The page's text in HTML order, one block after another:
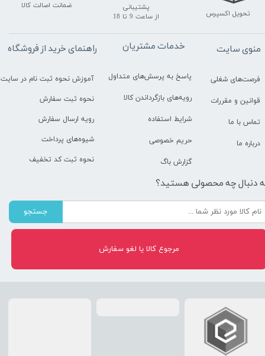
تحویل اکسپرس
پشتیبانی
​​​​​​​از ساعت 9 تا 18
ضمانت اصالت کالا
راهنمای خرید از فروشگاه
آموزش نحوه ثبت نام در سایت
نحوه ثبت سفارش
رویه ارسال سفارش
شیوه‌های پرداخت
نحوه ثبت کد تخفیف
خدمات مشتریان
پاسخ به پرسش‌های متداول
رویه‌های بازگرداندن کالا
شرایط استفاده
حریم خصوصی
گزارش باگ
منوی سایت
فرصت‌های شغلی
قوانین و مقررات
تماس با ما
درباره ما
دنبال چه محصولی هستید؟
جستجو
مرجوع کالا یا لغو سفارش